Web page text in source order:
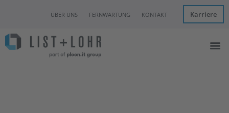
Karriere
ÜBER UNS FERNWARTUNG KONTAKT